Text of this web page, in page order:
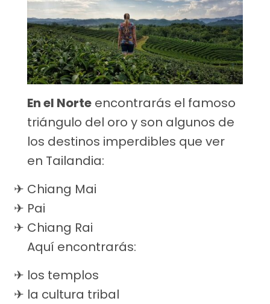
En el Norte encontrarás el famoso
triángulo del oro y son algunos de
los destinos imperdibles que ver
en Tailandia:
Chiang Mai
Pai
Chiang Rai
Aquí encontrarás:
los templos
la cultura tribal